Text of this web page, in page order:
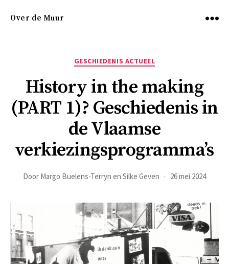
Over de Muur
Categorieën
GESCHIEDENIS ACTUEEL
History in the making
(PART 1)? Geschiedenis in
de Vlaamse
verkiezingsprogramma’s
Door Margo Buelens-Terryn en Silke Geven 26 mei 2024